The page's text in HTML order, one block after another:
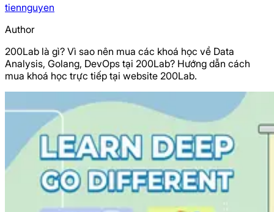
tiennguyen
Author
200Lab là gì? Vì sao nên mua các khoá học về Data
Analysis, Golang, DevOps tại 200Lab? Hướng dẫn cách
mua khoá học trực tiếp tại website 200Lab.